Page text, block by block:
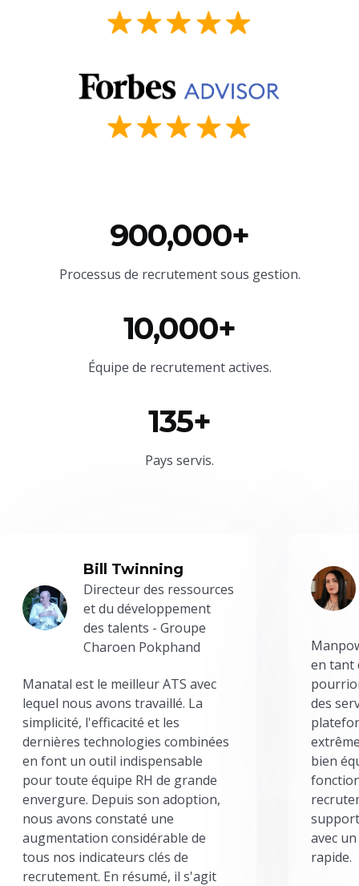
900,000+
Processus de recrutement sous gestion.
10,000+
Équipe de recrutement actives.
135+
Pays servis.
Bill Twinning
Directeur des ressources
et du développement
des talents - Groupe
Charoen Pokphand
Manatal est le meilleur ATS avec
lequel nous avons travaillé. La
simplicité, l'efficacité et les
dernières technologies combinées
en font un outil indispensable
pour toute équipe RH de grande
envergure. Depuis son adoption,
nous avons constaté une
augmentation considérable de
tous nos indicateurs clés de
recrutement. En résumé, il s'agit
en tant
des
bien
avec
rapide.